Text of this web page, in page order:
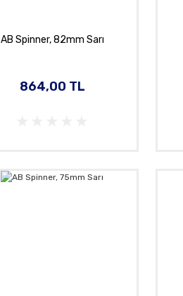
AB Spinner, 82mm Sarı
864,00 TL